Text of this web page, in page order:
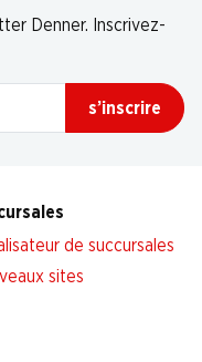
Denner. Inscrivez-
s’inscrire
de succursales
sites